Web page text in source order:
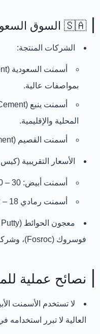
🇸🇦 السوق السعودي
الشركات المنتجة:
أسمنت السعودية (Saudi Cement):
بمواصفات عالية.
أسمنت ينبع (Yanbu Cement):
المحلية والإقليمية.
أسمنت القصيم (Qassim Cement):
الأسعار التقريبية (كيس 50 كجم – متغيرة حسب السوق):
أسمنت أبيض: 30 – 60 ريال سعودي
أسمنت رمادي OPC: 12 – 18
معجون الحوائط (Wall Putty):
فوسروك (Fosroc)
،
نصائح عملية
لا تستخدم الأسمنت
العالية لا تبرر